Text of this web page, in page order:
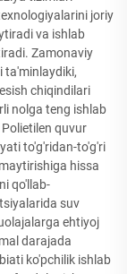
joriy
va ishlab
Zamonaviy
ta'minlaydiki,
chiqindilari
nolga teng ishlab
quvur
to'g'ridan-to'g'ri
hissa
qo'llab-
suv
ehtiyoj
darajada
ko'pchilik ishlab